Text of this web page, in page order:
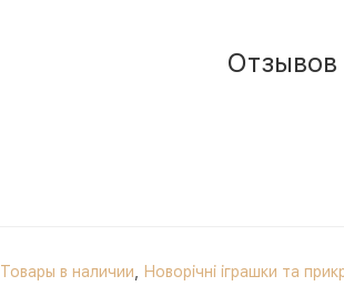
Товары в наличии Новорічні іграшки та